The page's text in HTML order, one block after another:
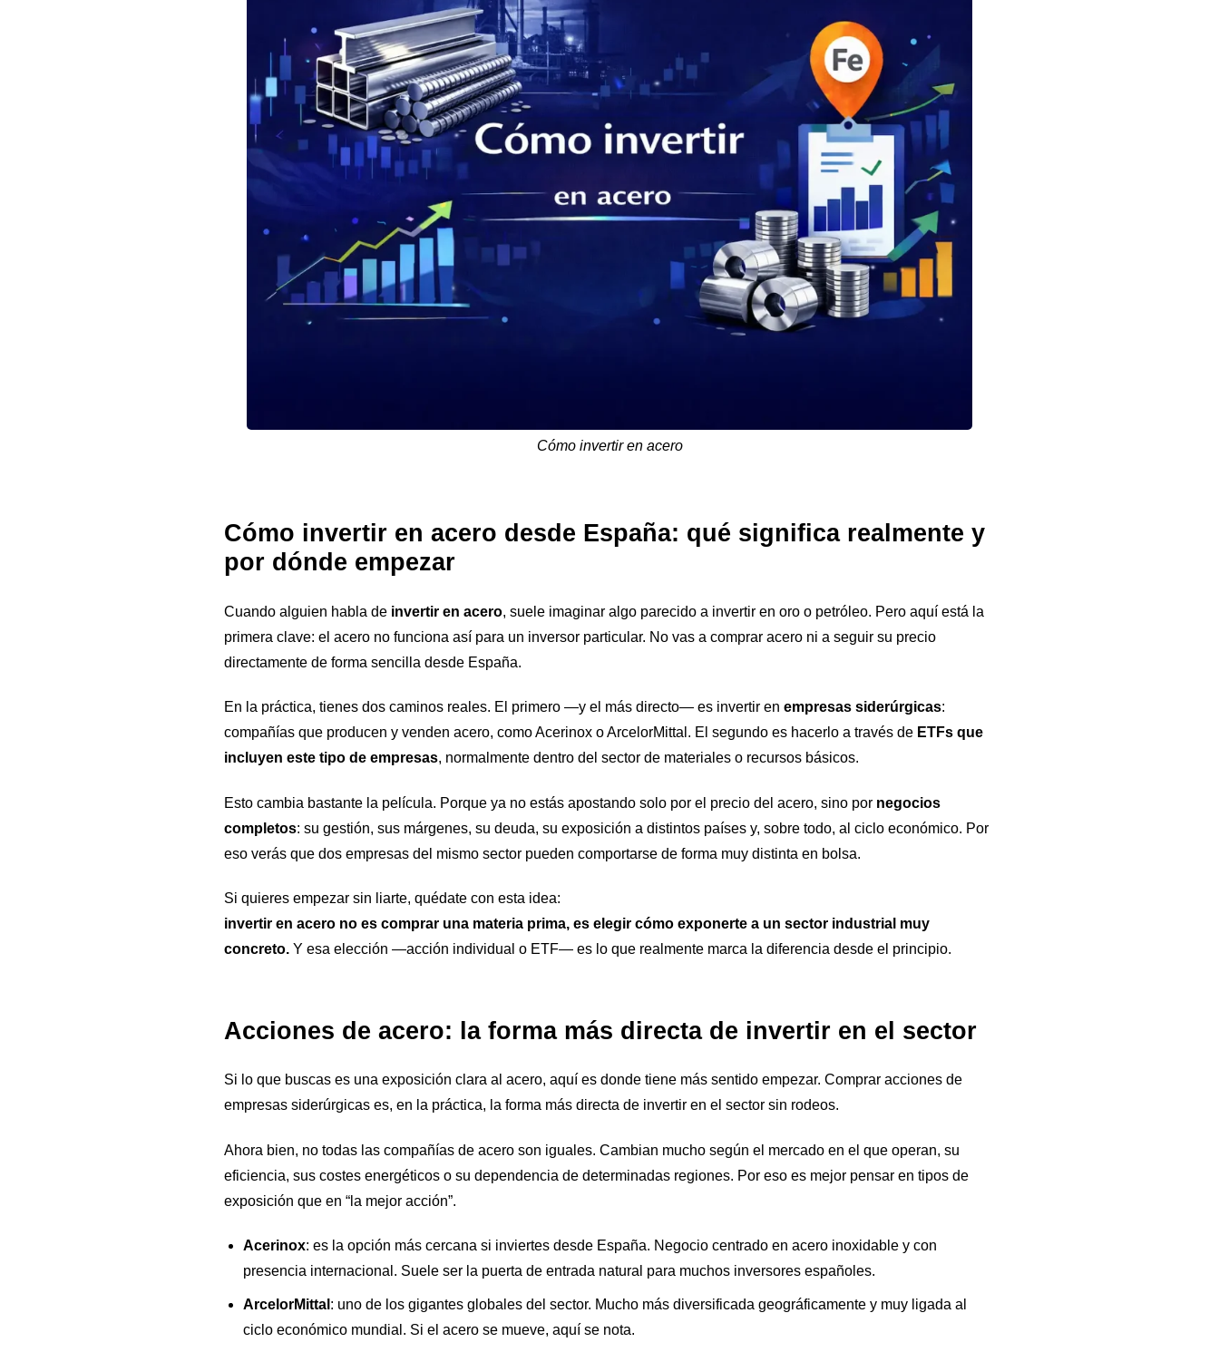
Cómo invertir en acero
Cómo invertir en acero desde España: qué significa realmente y
por dónde empezar
Cuando alguien habla de invertir en acero, suele imaginar algo parecido a invertir en oro o petróleo. Pero aquí está la
primera clave: el acero no funciona así para un inversor particular. No vas a comprar acero ni a seguir su precio
directamente de forma sencilla desde España.
En la práctica, tienes dos caminos reales. El primero —y el más directo— es invertir en empresas siderúrgicas:
compañías que producen y venden acero, como Acerinox o ArcelorMittal. El segundo es hacerlo a través de ETFs que
incluyen este tipo de empresas, normalmente dentro del sector de materiales o recursos básicos.
Esto cambia bastante la película. Porque ya no estás apostando solo por el precio del acero, sino por negocios
completos: su gestión, sus márgenes, su deuda, su exposición a distintos países y, sobre todo, al ciclo económico. Por
eso verás que dos empresas del mismo sector pueden comportarse de forma muy distinta en bolsa.
Si quieres empezar sin liarte, quédate con esta idea:
invertir en acero no es comprar una materia prima, es elegir cómo exponerte a un sector industrial muy
concreto. Y esa elección —acción individual o ETF— es lo que realmente marca la diferencia desde el principio.
Acciones de acero: la forma más directa de invertir en el sector
Si lo que buscas es una exposición clara al acero, aquí es donde tiene más sentido empezar. Comprar acciones de
empresas siderúrgicas es, en la práctica, la forma más directa de invertir en el sector sin rodeos.
Ahora bien, no todas las compañías de acero son iguales. Cambian mucho según el mercado en el que operan, su
eficiencia, sus costes energéticos o su dependencia de determinadas regiones. Por eso es mejor pensar en tipos de
exposición que en “la mejor acción”.
Acerinox: es la opción más cercana si inviertes desde España. Negocio centrado en acero inoxidable y con
presencia internacional. Suele ser la puerta de entrada natural para muchos inversores españoles.
ArcelorMittal : uno de los gigantes globales del sector. Mucho más diversificada geográficamente y muy ligada al
ciclo económico mundial. Si el acero se mueve, aquí se nota.